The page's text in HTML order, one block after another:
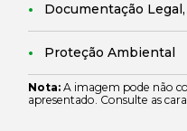
Documentação
Proteção Ambiental
Nota: A imagem pode não
apresentado. Consulte as